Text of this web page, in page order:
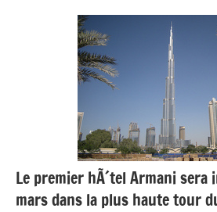
Le premier hÃ´tel Armani
mars dans la plus haute tour